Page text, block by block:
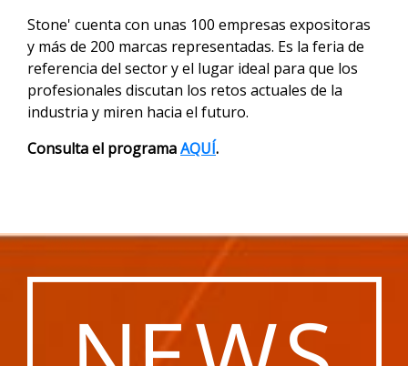
Stone' cuenta con unas 100 empresas expositoras
y más de 200 marcas representadas. Es la feria de
referencia del sector y el lugar ideal para que los
profesionales discutan los retos actuales de la
industria y miren hacia el futuro.
Consulta el programaAQUÍ.